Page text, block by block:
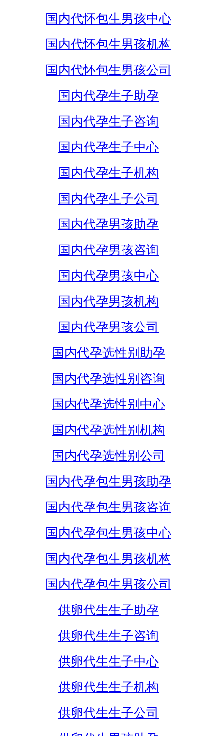
国内代怀包生男孩中心
国内代怀包生男孩机构
国内代怀包生男孩公司
国内代孕生子助孕
国内代孕生子咨询
国内代孕生子中心
国内代孕生子机构
国内代孕生子公司
国内代孕男孩助孕
国内代孕男孩咨询
国内代孕男孩中心
国内代孕男孩机构
国内代孕男孩公司
国内代孕选性别助孕
国内代孕选性别咨询
国内代孕选性别中心
国内代孕选性别机构
国内代孕选性别公司
国内代孕包生男孩助孕
国内代孕包生男孩咨询
国内代孕包生男孩中心
国内代孕包生男孩机构
国内代孕包生男孩公司
供卵代生生子助孕
供卵代生生子咨询
供卵代生生子中心
供卵代生生子机构
供卵代生生子公司